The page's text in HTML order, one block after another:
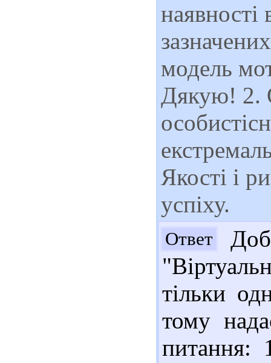
наявності
модель
Дякую! 2.
Якості і
успіху.
Ответ
тільки
тому
питання: